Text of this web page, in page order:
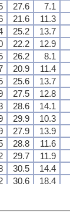
27.6
7.1
21.6
11.3
25.2
13.7
22.2
12.9
26.2
8.1
20.9
11.4
25.6
13.7
27.5
12.8
28.6
14.1
29.9
10.3
27.9
13.9
28.8
11.6
29.7
11.9
30.5
14.4
30.6
18.4
27.6
7.1
21.6
11.3
25.2
13.7
22.2
12.9
26.2
8.1
20.9
11.4
25.6
13.7
27.5
12.8
28.6
14.1
29.9
10.3
27.9
13.9
28.8
11.6
29.7
11.9
30.5
14.4
30.6
18.4
27.6
7.1
21.6
11.3
25.2
13.7
22.2
12.9
26.2
8.1
20.9
11.4
25.6
13.7
27.5
12.8
28.6
14.1
29.9
10.3
27.9
13.9
28.8
11.6
29.7
11.9
30.5
14.4
30.6
18.4
27.6
7.1
21.6
11.3
25.2
13.7
22.2
12.9
26.2
8.1
20.9
11.4
25.6
13.7
27.5
12.8
28.6
14.1
29.9
10.3
27.9
13.9
28.8
11.6
29.7
11.9
30.5
14.4
30.6
18.4